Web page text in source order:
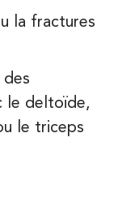
la fractures
des
le deltoïde,
le triceps